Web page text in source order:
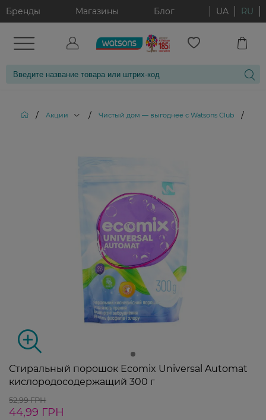
Бренды Магазины Блог UA RU
/ Акции / Чистый дом — выгоднее с Watsons Club /
Стиральный порошок Ecomix Universal Automat
кислородосодержащий 300 г
52,99 ГРН
44,99 ГРН